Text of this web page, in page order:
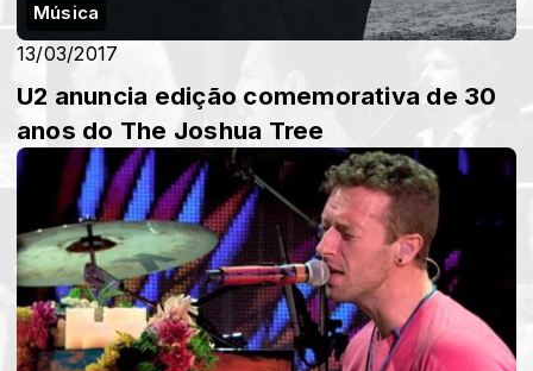
Música
13/03/2017
U2 anuncia edição comemorativa de 30
anos do The Joshua Tree